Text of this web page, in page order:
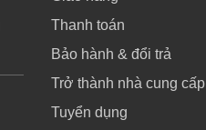
Thanh toán
Bảo hành & đổi trả
Trở thành nhà cung cấp
Tuyển dụng